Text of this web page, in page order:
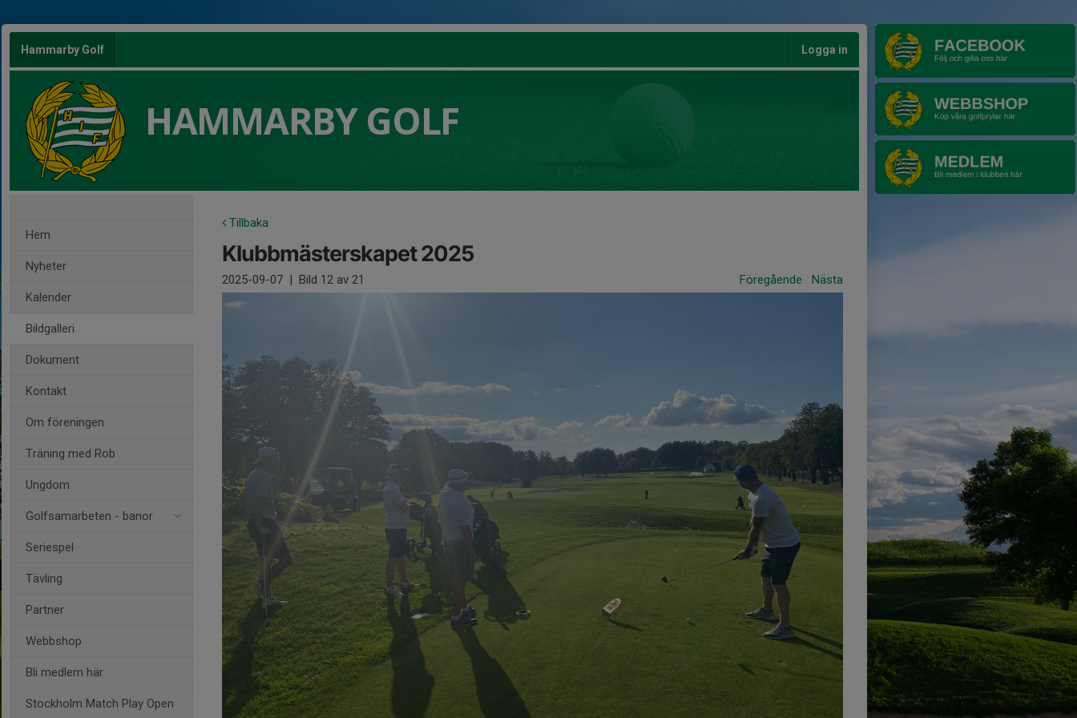
Hammarby Golf Logga in
HAMMARBY GOLF
Hem
Nyheter
Kalender
Bildgalleri
Dokument
Kontakt
Om föreningen
Träning med Rob
Ungdom
Golfsamarbeten - banor
Seriespel
Tävling
Partner
Webbshop
Bli medlem här
Stockholm Match Play Open
Tillbaka
Klubbmästerskapet 2025
2025-09-07 | Bild 12 av 21 Föregående Nästa